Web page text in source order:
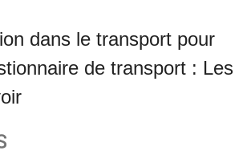
dans le transport pour
de transport : Les